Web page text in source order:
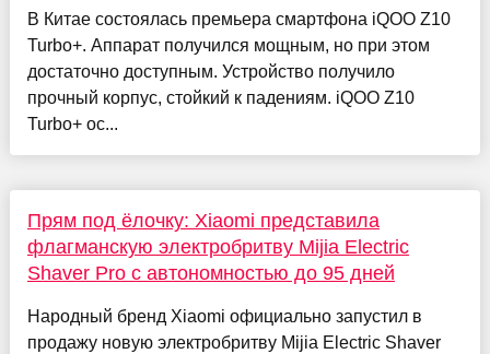
В Китае состоялась премьера смартфона iQOO Z10
Turbo+. Аппарат получился мощным, но при этом
достаточно доступным. Устройство получило
прочный корпус, стойкий к падениям. iQOO Z10
Turbo+ ос...
Прям под ёлочку: Xiaomi представила
флагманскую электробритву Mijia Electric
Shaver Pro с автономностью до 95 дней
Народный бренд Xiaomi официально запустил в
продажу новую электробритву Mijia Electric Shaver